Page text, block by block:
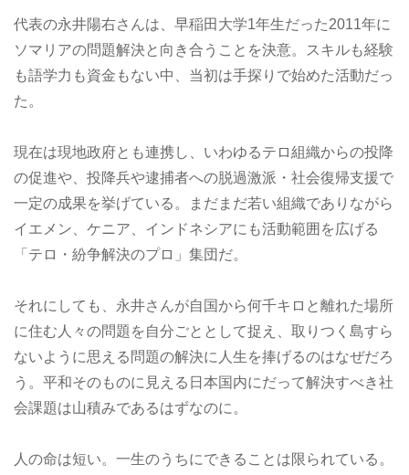
代表の永井陽右さんは、早稲田大学1年生だった2011年に
ソマリアの問題解決と向き合うことを決意。スキルも経験
も語学力も資金もない中、当初は手探りで始めた活動だっ
た。
現在は現地政府とも連携し、いわゆるテロ組織からの投降
の促進や、投降兵や逮捕者への脱過激派・社会復帰支援で
一定の成果を挙げている。まだまだ若い組織でありながら
イエメン、ケニア、インドネシアにも活動範囲を広げる
「テロ・紛争解決のプロ」集団だ。
それにしても、永井さんが自国から何千キロと離れた場所
に住む人々の問題を自分ごととして捉え、取りつく島すら
ないように思える問題の解決に人生を捧げるのはなぜだろ
う。平和そのものに見える日本国内にだって解決すべき社
会課題は山積みであるはずなのに。
人の命は短い。一生のうちにできることは限られている。